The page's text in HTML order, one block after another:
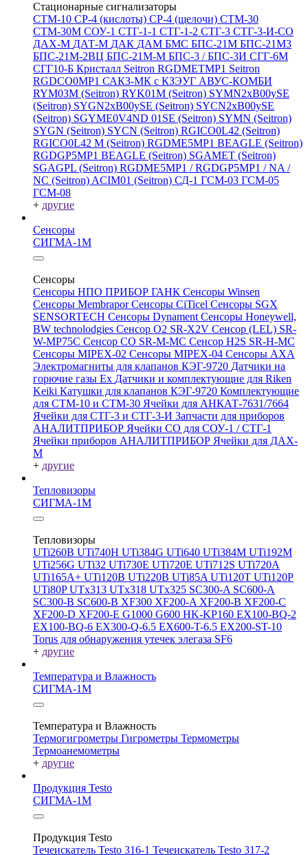
Стационарные сигнализаторы
СТМ-10 СР-4 (кислоты) СР-4 (щелочи) СТМ-30
СТМ-30М СОУ-1 СТГ-1-1 СТГ-1-2 СТГ-3 СТГ-3-И-CO
ДАХ-М ДАТ-М ДАК ДАМ БМС БПС-21М БПС-21М3
БПС-21М-2ВЦ БПС-21М-М БПС-3 / БПС-3И СГГ-6М
СГГ10-Б Кристалл Seitron RGDMETMP1 Seitron
RGDCO0MP1 САКЗ-МК с КЗЭУГ АВУС-КОМБИ
RYM03M (Seitron) RYK01M (Seitron) SYMN2хB00ySE
(Seitron) SYGN2xB00ySE (Seitron) SYCN2xB00ySE
(Seitron) SGYME0V4ND 01SE (Seitron) SYMN (Seitron)
SYGN (Seitron) SYCN (Seitron) RGICO0L42 (Seitron)
RGICO0L42 M (Seitron) RGDME5MP1 BEAGLE (Seitron)
RGDGP5MP1 BEAGLE (Seitron) SGAMET (Seitron)
SGAGPL (Seitron) RGDME5MP1 / RGDGP5MP1 / NA /
NC (Seitron) ACIM01 (Seitron) СД-1 ГСМ-03 ГСМ-05
ГСМ-08
+ другие
Сенсоры
СИГМА-1М
Сенсоры
Сенсоры НПО ПРИБОР ГАНК Сенсоры Winsen
Сенсоры MembraporСенсоры CiTicel Сенсоры SGX
SENSORTECH Сенсоры Dynament Сенсоры Honeywell,
BW technolodgies Сенсор O2 SR-X2V Сенсор (LEL) SR-
W-MP75C Сенсор CO SR-M-MC Сенсор H2S SR-H-MC
Сенсоры MIPEX-02 Сенсоры MIPEX-04 Сенсоры АХА
Электромагниты для клапанов КЭГ-9720 Датчики на
горючие газы Ex Датчики и комплектующие для Riken
Keiki Катушки для клапанов КЭГ-9720 Комплектующие
для СТМ-10 и СТМ-30 Ячейки для АНКАТ-7631/7664
Ячейки для СТГ-3 и СТГ-3-И Запчасти для приборов
АНАЛИТПРИБОР Ячейки CO для СОУ-1 / СТГ-1
Ячейки приборов АНАЛИТПРИБОР Ячейки для ДАХ-
М
+ другие
Тепловизоры
СИГМА-1М
Тепловизоры
UTi260В UTi740H UTi384G UTi640 UTi384M UTi192M
UTi256G UTi32 UTi730E UTi720E UTi712S UTi720A
UTi165A+ UTi120B UTi220B UTi85A UTi120T UTi120P
UTi80PUTx313 UTx318 UTx325 SC300-A SC600-A
SC300-B SC600-B XF300 XF200-A XF200-B XF200-C
XF200-D XF200-E G1000 G600 HK-KP160 EX100-BQ-2
EX100-BQ-6 EX300-Q-6.5 EX600-T-6.5 EX200-ST-10
Torus для обнаружения утечек элегаза SF6
+ другие
Температура и Влажность
СИГМА-1М
Температура и Влажность
Термогигрометры Гигрометры Термометры
Термоанемометры
+ другие
Продукция Testo
СИГМА-1М
Продукция Testo
Течеискатель Testo 316-1 Течеискатель Testo 317-2